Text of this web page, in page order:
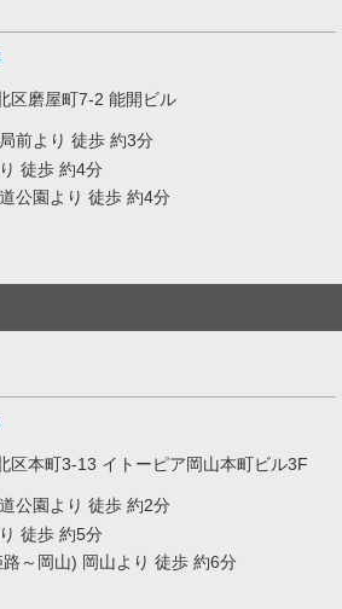
区磨屋町7-2 能開ビル
前より 徒歩 約3分
徒歩 約4分
公園より 徒歩 約4分
区本町3-13 イトーピア岡山本町ビル3F
公園より 徒歩 約2分
徒歩 約5分
～岡山) 岡山より 徒歩 約6分